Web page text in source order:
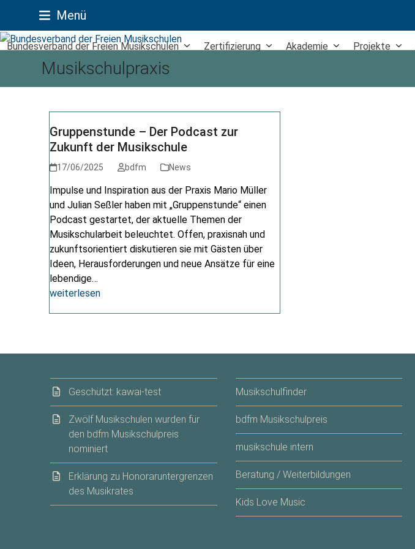
content
Menü
Facebook
RSSTwitter
Bundesverband der Freien Musikschulen Zertifizierung Akademie Projekte
Musikschulpraxis
Gruppenstunde – Der Podcast zur
Zukunft der Musikschule
17/06/2025 bdfm News
Impulse und Inspiration aus der Praxis Mario Müller
und Julian Seßler haben mit „Gruppenstunde“ einen
Podcast gestartet, der aktuelle Themen der
Musikschularbeit beleuchtet. Offen, praxisnah und
zukunftsorientiert diskutieren sie mit Gästen über
Ideen, Herausforderungen und neue Ansätze für eine
lebendige…
weiterlesen
Geschützt: kawai-test
Zwölf Musikschulen wurden für
den bdfm Musikschulpreis
nominiert
Erklärung zu Honoraruntergrenzen
des Musikrates
Musikschulfinder
bdfm Musikschulpreis
musikschule intern
Beratung / Weiterbildungen
Kids Love Music